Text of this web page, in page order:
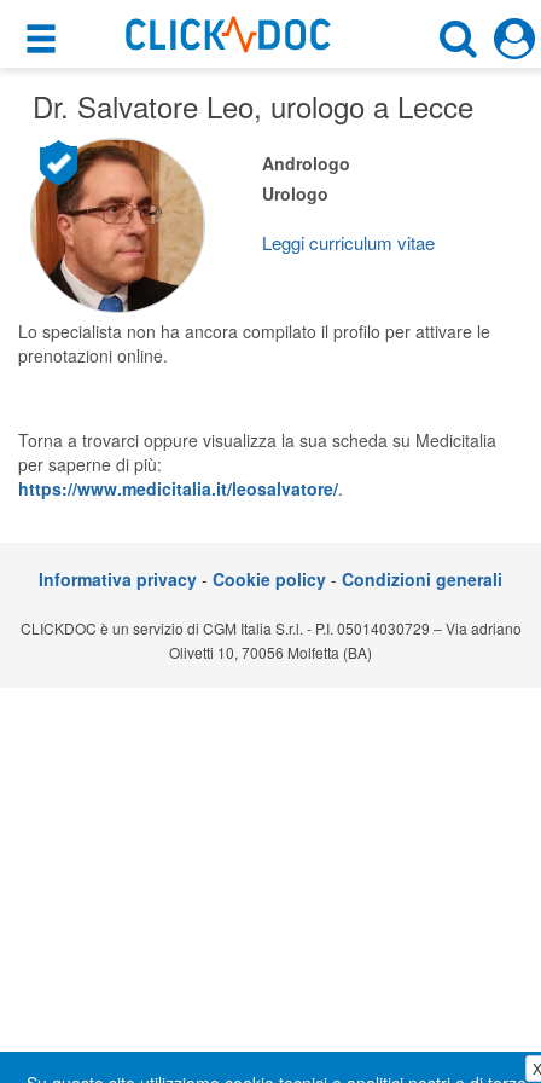
×
Motore di ricerca
×
Cerca uno specialista
Urologo
Lecce (LE)
CERCA
Cosa possiamo offrirti
Per i pazienti
Prenota una visita
Ricerca specialisti
Consulti online
(su medicitalia.it)
Per gli specialisti
Prenotazioni online
Segreteria virtuale
Teleconsulto
Dr. Salvatore Leo, urologo a Lecce
Andrologo
Urologo
Leggi curriculum vitae
Lo specialista non ha ancora compilato il profilo per attivare le
prenotazioni online.
Torna a trovarci oppure visualizza la sua scheda su Medicitalia
per saperne di più:
https://www.medicitalia.it/leosalvatore/.
X
Informativa privacy - Cookie policy - Condizioni generali
CLICKDOC è un servizio di CGM Italia S.r.l. - P.I. 05014030729 – Via adriano
Olivetti 10, 70056 Molfetta (BA)